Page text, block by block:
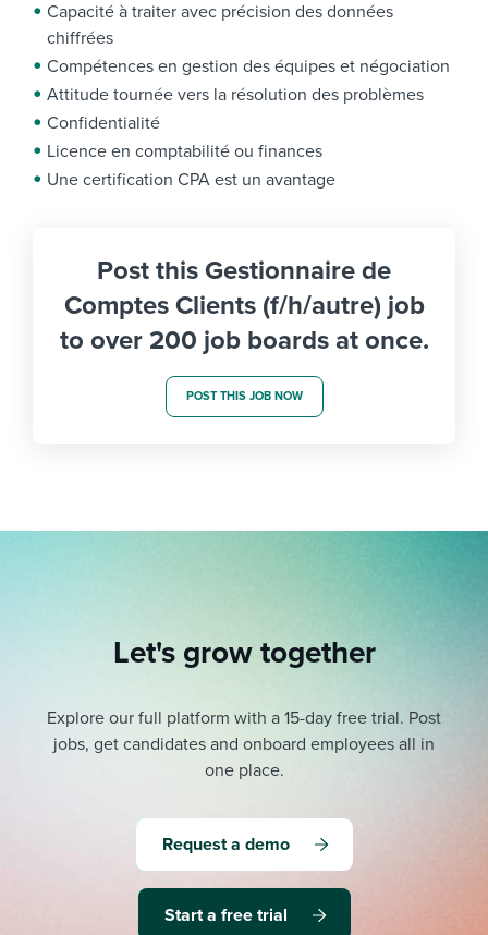
Capacité à traiter avec précision des données
chiffrées
Compétences en gestion des équipes et négociation
Attitude tournée vers la résolution des problèmes
Confidentialité
Licence en comptabilité ou finances
Une certification CPA est un avantage
Post this Gestionnaire de
Comptes Clients (f/h/autre) job
to over 200 job boards at once.
POST THIS JOB NOW
Let's grow together
Explore our full platform with a 15-day free trial. Post
jobs, get candidates and onboard employees all in
one place.
Request a demo
Start a free trial